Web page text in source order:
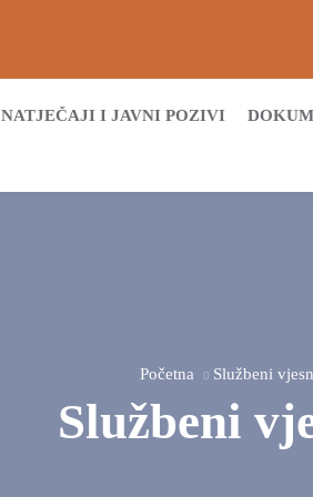
NATJEČAJI I JAVNI POZIVI
Početna Službeni
Službeni